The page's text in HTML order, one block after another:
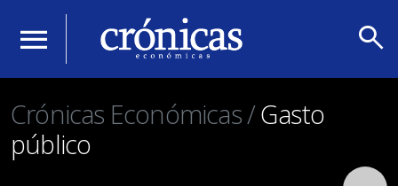
menu search
Crónicas Económicas /Gasto
público